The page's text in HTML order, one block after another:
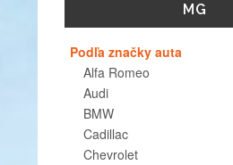
MG
Podľa značky auta
Alfa Romeo
Audi
BMW
Cadillac
Chevrolet